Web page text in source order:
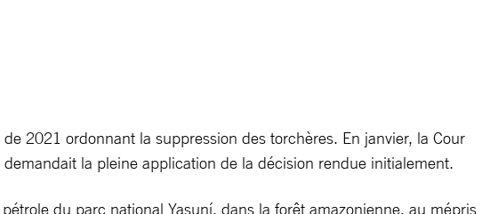
2021 ordonnant la suppression des torchères. En janvier, la Cour
la pleine application de la décision rendue initialement.
du parc national Yasuní, dans la forêt amazonienne, au mépris